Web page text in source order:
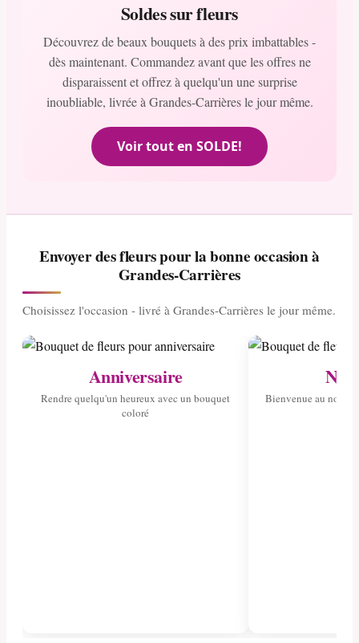
Soldes sur fleurs
Découvrez de beaux bouquets à des prix imbattables -
dès maintenant. Commandez avant que les offres ne
disparaissent et offrez à quelqu'un une surprise
inoubliable, livrée à Grandes-Carrières le jour même.
Voir tout en SOLDE!
Envoyer des fleurs pour la bonne occasion à
Grandes-Carrières
Choisissez l'occasion - livré à Grandes-Carrières le jour même.
Anniversaire
Rendre quelqu'un heureux avec un bouquet
coloré
Bienvenue au